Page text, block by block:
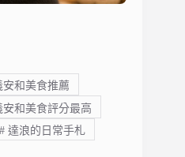
和美食推薦
和美食評分最高
# 達浪的日常手札